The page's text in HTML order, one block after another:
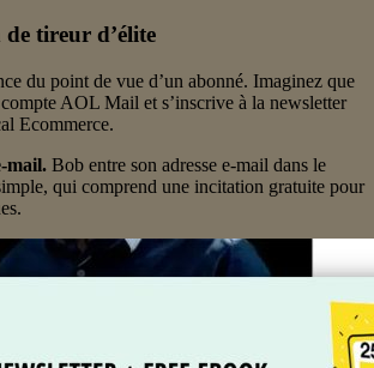
tireur d’élite
du point de vue d’un abonné. Imaginez que
AOL Mail et s’inscrive à la newsletter
Ecommerce.
mail. Bob entre son adresse e-mail dans le
qui comprend une incitation gratuite pour